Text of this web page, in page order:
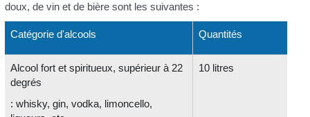
doux, de vin et de bière sont les suivantes :
Catégorie d'alcools Quantités
Alcool fort et spiritueux, supérieur à 22
degrés
: whisky, gin, vodka, limoncello,
10 litres